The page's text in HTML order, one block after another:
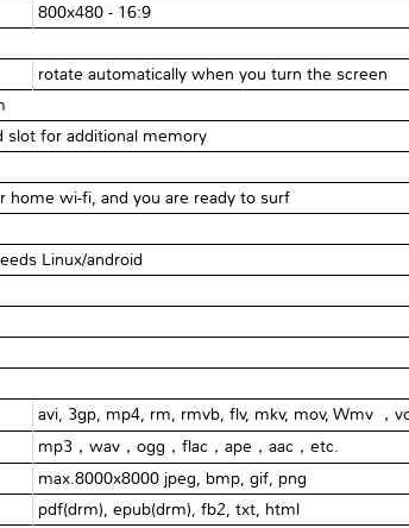
800x480 - 16:9
rotate automatically when you turn the screen
slot for additional memory
home wi-fi, and you are ready to surf
Linux/android
avi, 3gp, mp4, rm, rmvb, flv, mkv, mov, Wmv ，
mp3，wav，ogg，flac，ape，aac，etc.
max.8000x8000 jpeg, bmp, gif, png
pdf(drm), epub(drm), fb2, txt, html